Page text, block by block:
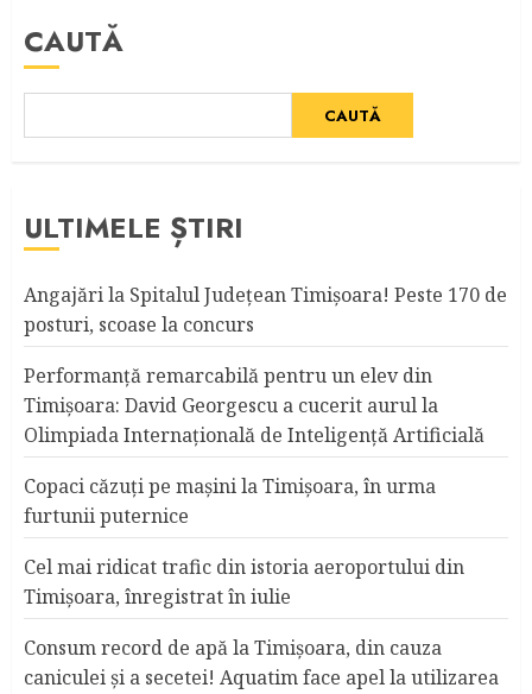
CAUTĂ
CAUTĂ
ULTIMELE ȘTIRI
Angajări la Spitalul Judeţean Timişoara! Peste 170 de
posturi, scoase la concurs
Performanță remarcabilă pentru un elev din
Timișoara: David Georgescu a cucerit aurul la
Olimpiada Internațională de Inteligență Artificială
Copaci căzuţi pe maşini la Timişoara, în urma
furtunii puternice
Cel mai ridicat trafic din istoria aeroportului din
Timişoara, înregistrat în iulie
Consum record de apă la Timişoara, din cauza
caniculei şi a secetei! Aquatim face apel la utilizarea